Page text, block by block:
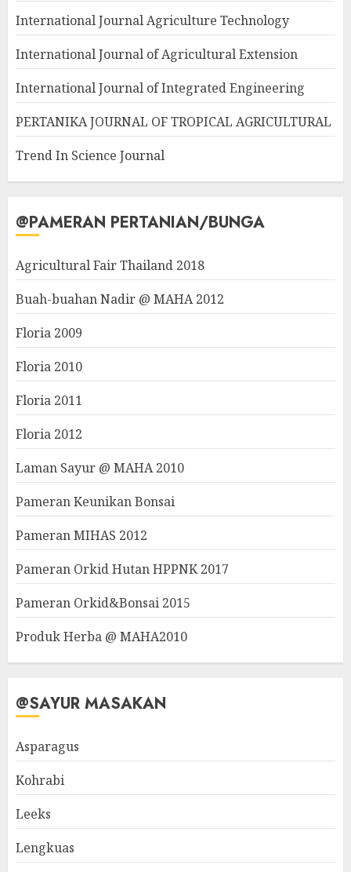
International Journal Agriculture Technology
International Journal of Agricultural Extension
International Journal of Integrated Engineering
PERTANIKA JOURNAL OF TROPICAL AGRICULTURAL
Trend In Science Journal
@PAMERAN PERTANIAN/BUNGA
Agricultural Fair Thailand 2018
Buah-buahan Nadir @ MAHA 2012
Floria 2009
Floria 2010
Floria 2011
Floria 2012
Laman Sayur @ MAHA 2010
Pameran Keunikan Bonsai
Pameran MIHAS 2012
Pameran Orkid Hutan HPPNK 2017
Pameran Orkid&Bonsai 2015
Produk Herba @ MAHA2010
@SAYUR MASAKAN
Asparagus
Kohrabi
Leeks
Lengkuas